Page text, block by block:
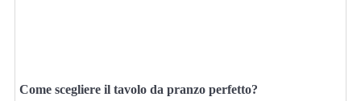
Come scegliere il tavolo da pranzo perfetto?